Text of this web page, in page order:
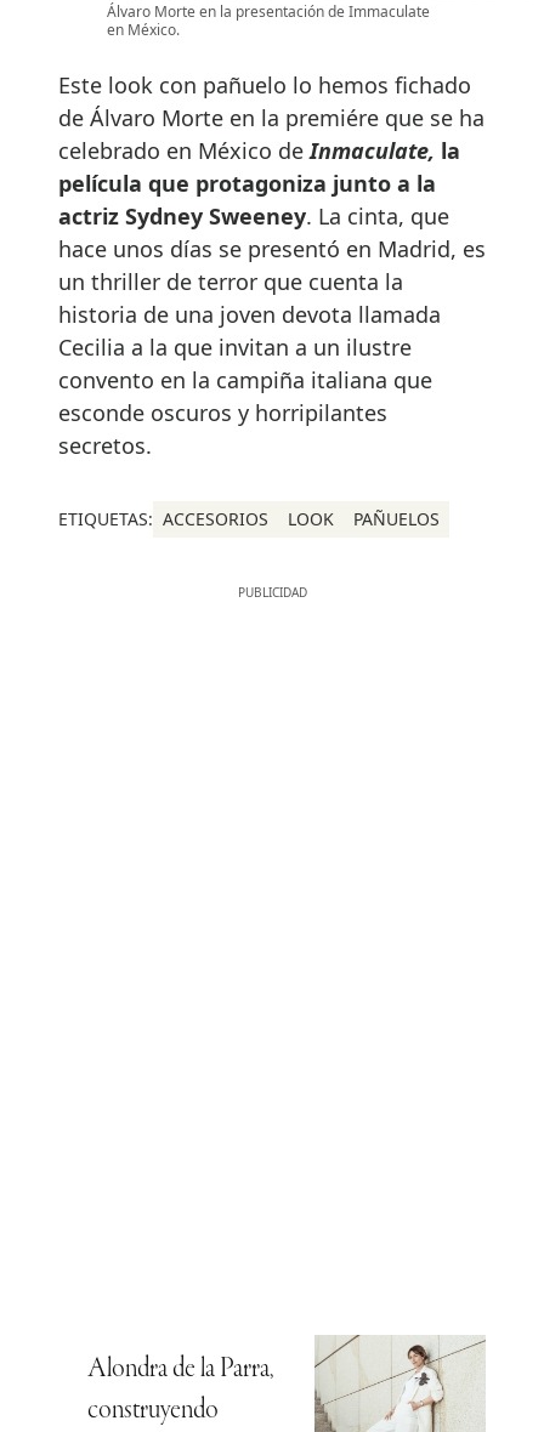
Álvaro Morte en la presentación de Immaculate
en México.
Este look con pañuelo lo hemos fichado
de Álvaro Morte en la premiére que se ha
celebrado en México deInmaculate, la
película que protagoniza junto a la
actriz Sydney Sweeney. La cinta, que
hace unos días se presentó en Madrid, es
un thriller de terror que cuenta la
historia de una joven devota llamada
Cecilia a la que invitan a un ilustre
convento en la campiña italiana que
esconde oscuros y horripilantes
secretos.
ETIQUETAS: ACCESORIOS LOOK PAÑUELOS
Alondra de la Parra,
construyendo